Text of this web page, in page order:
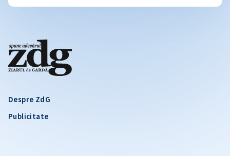
Despre ZdG
Publicitate